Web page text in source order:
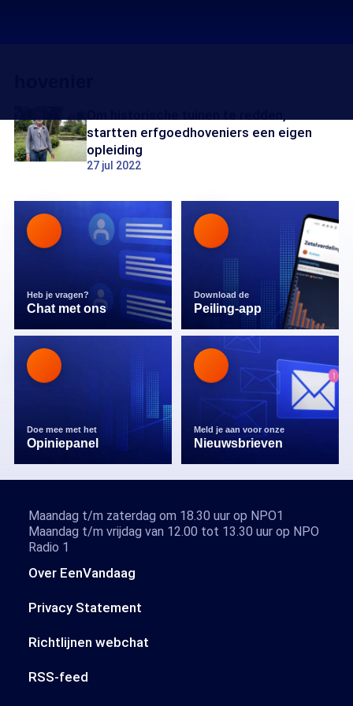
startten erfgoedhoveniers een eigen
opleiding
27 jul 2022
Heb je vragen?
Chat met ons
Download de
Peiling-app
Doe mee met het
Opiniepanel
Meld je aan voor onze
Nieuwsbrieven
Over EenVandaag
Privacy Statement
Richtlijnen webchat
RSS-feed
Maandag t/m zaterdag om 18.30 uur op NPO1
Maandag t/m vrijdag van 12.00 tot 13.30 uur op NPO
Radio 1